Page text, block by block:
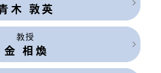
木 敦英
教授
金 相煥